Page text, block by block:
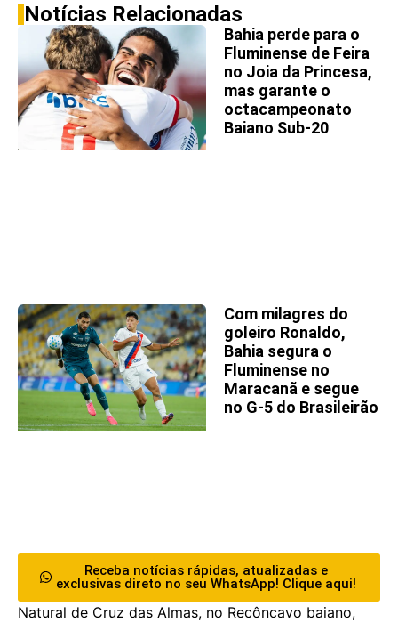
Notícias Relacionadas
Bahia perde para o
Fluminense de Feira
no Joia da Princesa,
mas garante o
octacampeonato
Baiano Sub-20
Com milagres do
goleiro Ronaldo,
Bahia segura o
Fluminense no
Maracanã e segue
no G-5 do Brasileirão
Receba notícias rápidas, atualizadas e
exclusivas direto no seu WhatsApp! Clique aqui!
Natural de Cruz das Almas, no Recôncavo baiano,